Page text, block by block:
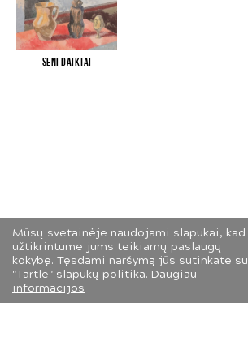
Mūsų svetainėje naudojami slapukai, kad
užtikrintume jums teikiamų paslaugų
kokybę. Tęsdami naršymą jūs sutinkate su
"Tartle" slapukų politika. Daugiau
informacijos
Seni daiktai